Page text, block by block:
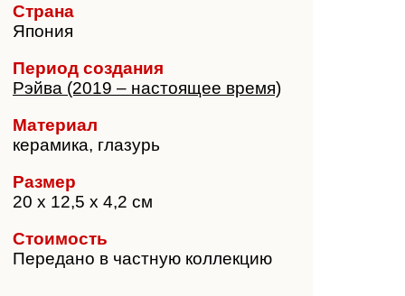
Страна
Япония
Период создания
Рэйва (2019 – настоящее время)
Материал
керамика, глазурь
Размер
20 х 12,5 х 4,2 см
Стоимость
Передано в частную коллекцию